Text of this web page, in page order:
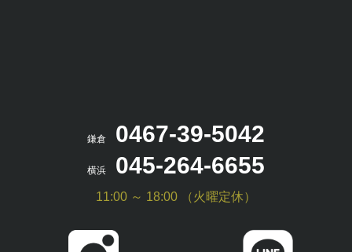
鎌倉 0467-39-5042
横浜 045-264-6655
11:00 ～ 18:00 （火曜定休）